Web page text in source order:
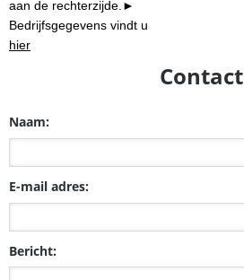
aan de rechterzijde.►
Bedrijfsgegevens vindt u
hier
Contact
Naam:
E-mail adres:
Bericht: